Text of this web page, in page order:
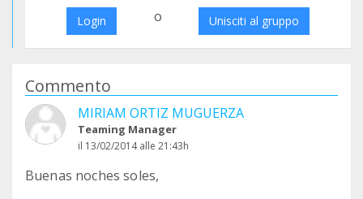
Login o Unisciti al gruppo
Commento
MIRIAM ORTIZ MUGUERZA
Teaming Manager
il 13/02/2014 alle 21:43h
Buenas noches soles,